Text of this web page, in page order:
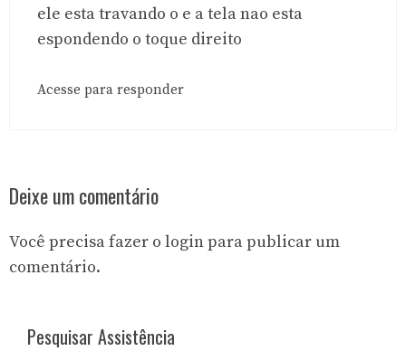
ele esta travando o e a tela nao esta
espondendo o toque direito
Acesse para responder
Deixe um comentário
Você precisa fazer o loginpara publicar um
comentário.
Pesquisar Assistência